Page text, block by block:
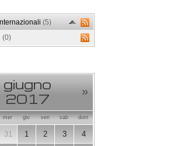
(5)
(0)
giugno
2017
»
mer gio ven sab dom
31 1 2 3 4